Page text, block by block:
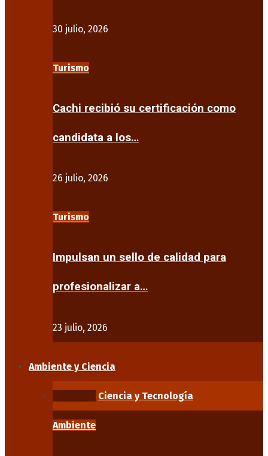
30 julio, 2026
Turismo
Cachi recibió su certificación como
candidata a los…
26 julio, 2026
Turismo
Impulsan un sello de calidad para
profesionalizar a…
23 julio, 2026
Ambiente y Ciencia
Ciencia y Tecnología
Ambiente